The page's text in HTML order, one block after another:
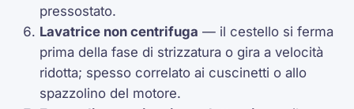
pressostato.
Lavatrice non centrifuga — il cestello si ferma
prima della fase di strizzatura o gira a velocità
ridotta; spesso correlato ai cuscinetti o allo
spazzolino del motore.